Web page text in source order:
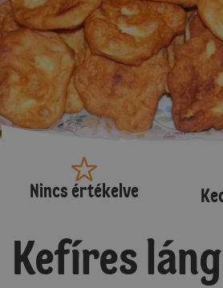
Nincs értékelve
Kefíres